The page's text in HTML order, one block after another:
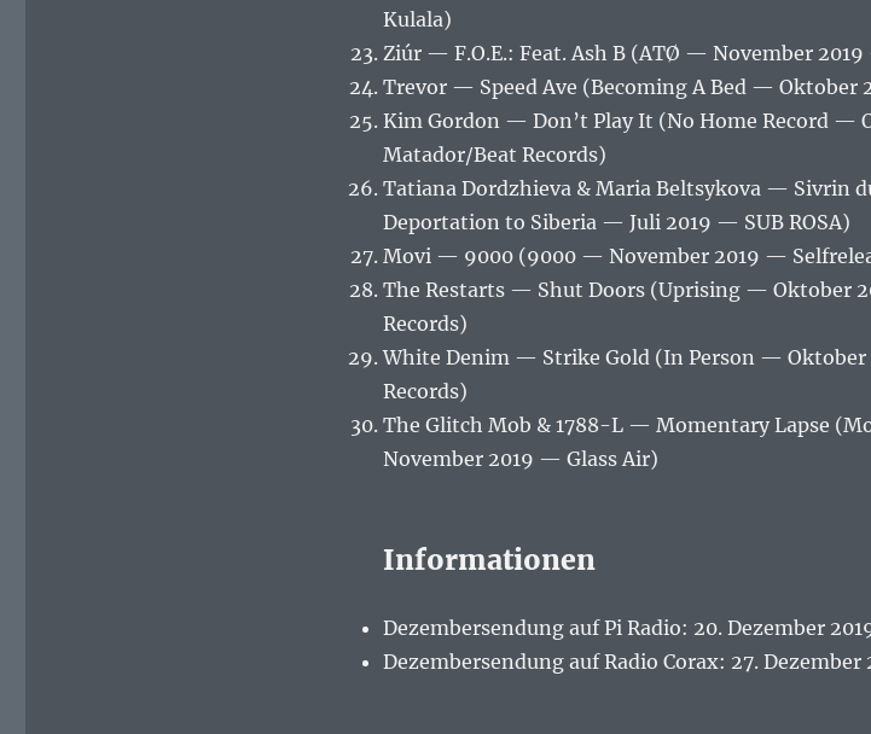
Kulala)
Ziúr — F.O.E.: Feat. Ash B (ATØ — November
Trevor — Speed Ave (Becoming A Bed — Oktober
Kim Gordon — Don’t Play It (No Home Record —
Matador/Beat Records)
Tatiana Dordzhieva & Maria Beltsykova — Sivrin
Deportation to Siberia — Juli 2019 — SUB ROSA)
Movi ‎— 9000 (9000 — November 2019 —
The Restarts — Shut Doors (Uprising — Oktober
Records)
White Denim — Strike Gold (In Person —
Records)
The Glitch Mob & 1788-L — Momentary Lapse
November 2019 — Glass Air)
Informationen
Dezembersendung auf Pi Radio: 20. Dezember
Dezembersendung auf Radio Corax: 27.